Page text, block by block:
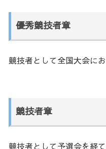
優秀競技者章
競技者として全国大会に
競技者章
競技者として予選会を経